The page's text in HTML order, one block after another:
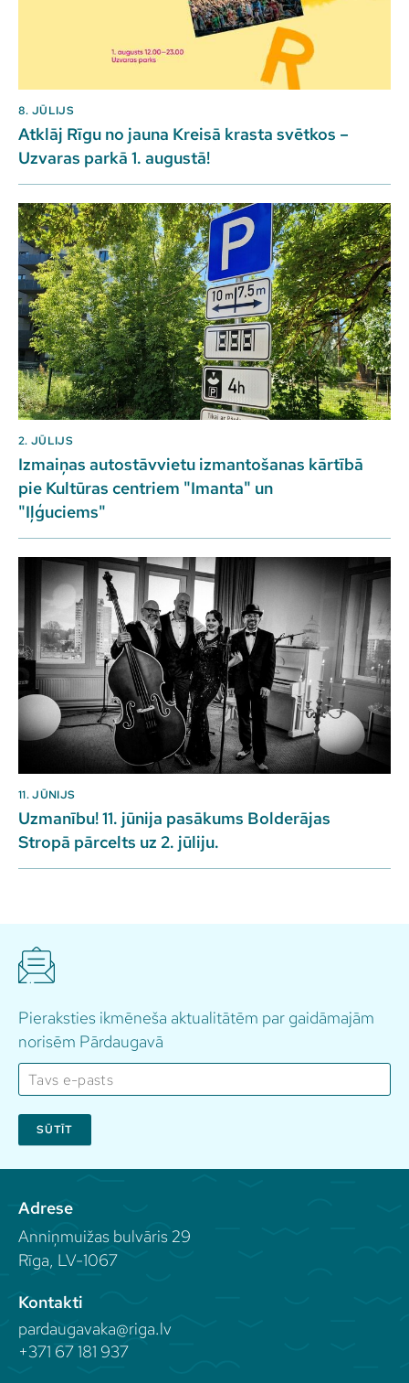
8. JŪLIJS
Atklāj Rīgu no jauna Kreisā krasta svētkos –
Uzvaras parkā 1. augustā!
2. JŪLIJS
Izmaiņas autostāvvietu izmantošanas kārtībā
pie Kultūras centriem "Imanta" un
"Iļģuciems"
11. JŪNIJS
Uzmanību! 11. jūnija pasākums Bolderājas
Stropā pārcelts uz 2. jūliju.
Pieraksties ikmēneša aktualitātēm par gaidāmajām
norisēm Pārdaugavā
SŪTĪT
Adrese
Anniņmuižas bulvāris 29
Rīga, LV-1067
Kontakti
pardaugavaka@riga.lv
+371 67 181 937